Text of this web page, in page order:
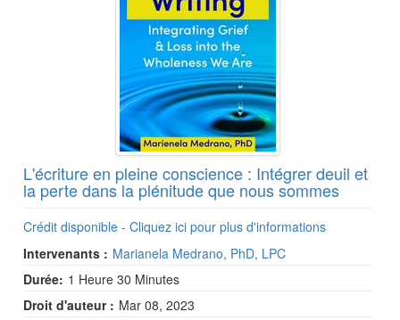
L'écriture en pleine conscience : Intégrer deuil et
la perte dans la plénitude que nous sommes
Crédit disponible - Cliquez ici pour plus d'informations
Intervenants : Marianela Medrano, PhD, LPC
Durée: 1 Heure 30 Minutes
Droit d'auteur : Mar 08, 2023